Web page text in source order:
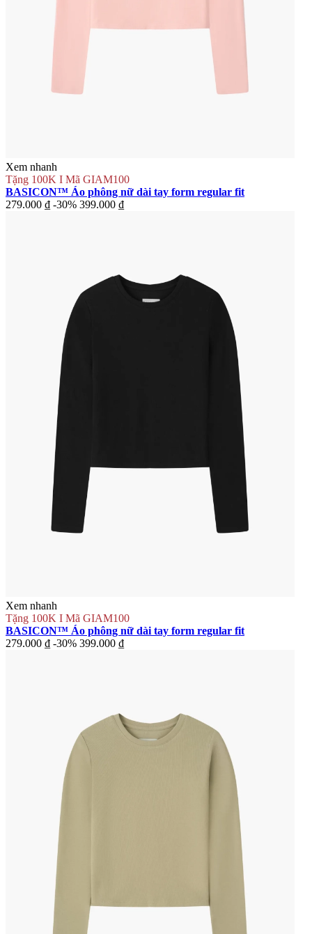
Xem nhanh
Tặng 100K I Mã GIAM100
BASICON™ Áo phông nữ dài tay form regular fit
279.000 ₫ -30% 399.000 ₫
Xem nhanh
Tặng 100K I Mã GIAM100
BASICON™ Áo phông nữ dài tay form regular fit
279.000 ₫ -30% 399.000 ₫